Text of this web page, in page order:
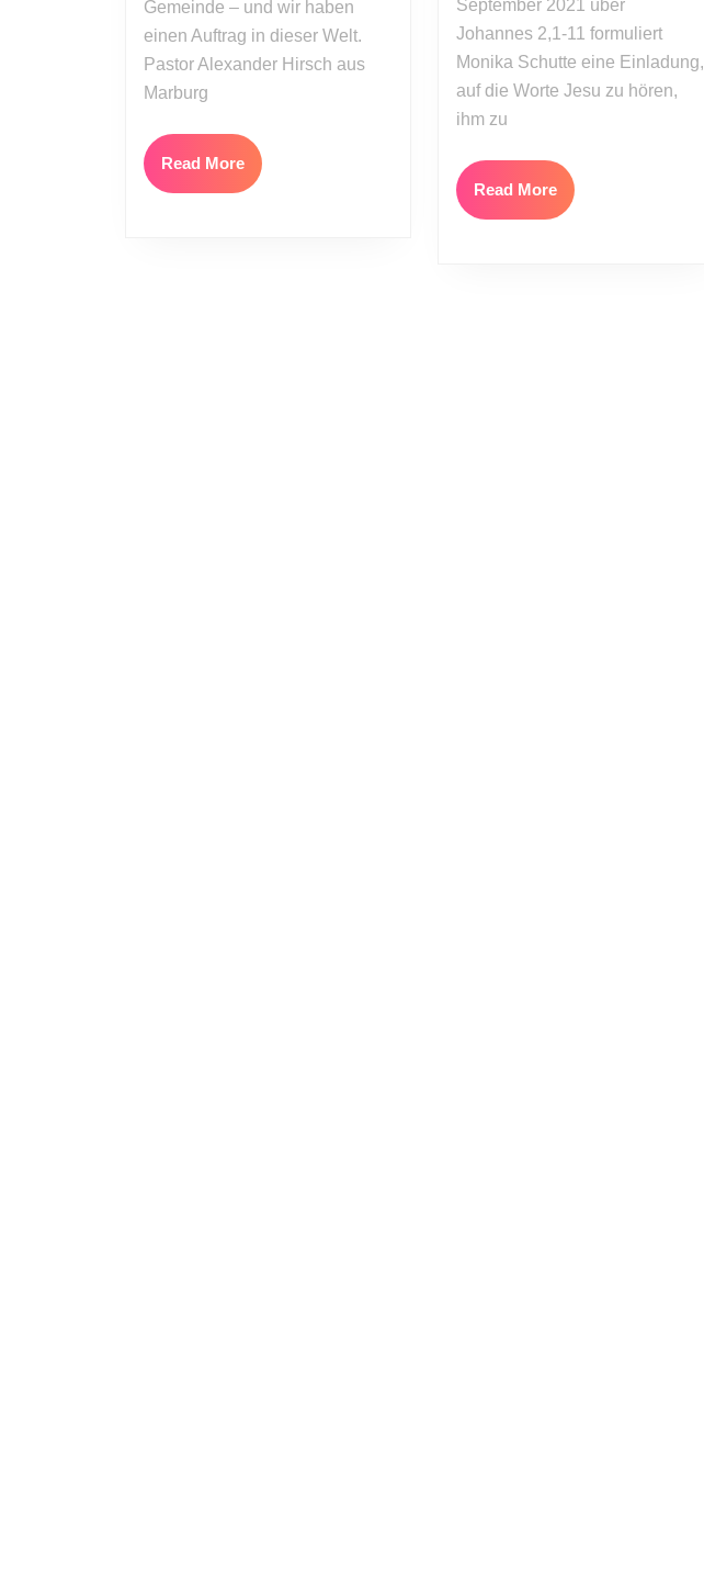
Gemeinde – und wir haben
einen Auftrag in dieser Welt.
Pastor Alexander Hirsch aus
Marburg
Read MoreRead
More
tut,
oder:
Das
Beste
September 2021 über
Johannes 2,1-11 formuliert
Monika Schutte eine Einladung,
auf die Worte Jesu zu hören,
ihm zu
Read MoreRead
More